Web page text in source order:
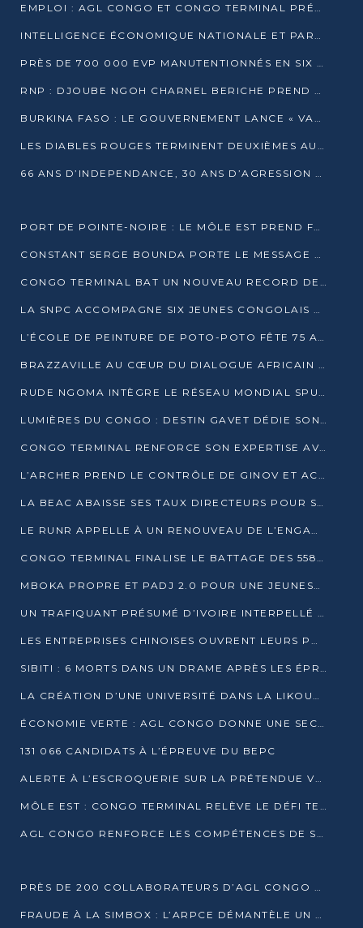
EMPLOI : AGL CONGO ET CONGO TERMINAL PRÉSÉLECTIONNENT PLUS DE 70 JEUNES À POINTE-NOIRE
INTELLIGENCE ÉCONOMIQUE NATIONALE ET PARTENARIATS INTERNATIONAUX : VERS UNE DOCTRINE SOUVERAINE DE SÉCURITÉ ÉCONOMIQUE
PRÈS DE 700 000 EVP MANUTENTIONNÉS EN SIX MOIS PAR CONGO TERMINAL
RNP : DJOUBE NGOH CHARNEL BERICHE PREND LES RÊNES DU PARTI
BURKINA FASO : LE GOUVERNEMENT LANCE « VACANCES UTILES 2026 » POUR FORMER LES ÉLÈVES À 15 MÉTIERS
LES DIABLES ROUGES TERMINENT DEUXIÈMES AU CHAMPIONNAT D’AFRIQUE ZONE 3
66 ANS D’INDEPENDANCE, 30 ANS D’AGRESSION RWAN DAISE : 4 PRESIDENCES, UN ECHEC COLLECTIF
PORT DE POINTE-NOIRE : LE MÔLE EST PREND FORME ET VISE LES GÉANTS DES MERS
CONSTANT SERGE BOUNDA PORTE LE MESSAGE DE COMPASSION DE DENIS SASSOU NGUESSO EN IRAN
CONGO TERMINAL BAT UN NOUVEAU RECORD DE PRODUCTIVITÉ AU PORT DE POINTE-NOIRE
LA SNPC ACCOMPAGNE SIX JEUNES CONGOLAIS AUX OLYMPIADES PANAFRICAINES DE MATHÉMATIQUES
L’ÉCOLE DE PEINTURE DE POTO-POTO FÊTE 75 ANS AU SERVICE DE L’ART CONGOLAIS
BRAZZAVILLE AU CŒUR DU DIALOGUE AFRICAIN SUR LES OBJECTIFS DE DÉVELOPPEMENT DURABLE
RUDE NGOMA INTÈGRE LE RÉSEAU MONDIAL SPUTNIK PRO APRÈS UNE FORMATION À MOSCOU
LUMIÈRES DU CONGO : DESTIN GAVET DÉDIE SON PRIX À L’UNITÉ NATIONALE ET À LA JEUNESSE
CONGO TERMINAL RENFORCE SON EXPERTISE AVEC NEUF NOUVEAUX FORMATEURS EN ENGINS PORTUAIRES
L’ARCHER PREND LE CONTRÔLE DE GINOV ET ACCÉLÈRE SON VIRAGE NUMÉRIQUE
LA BEAC ABAISSE SES TAUX DIRECTEURS POUR SOUTENIR LA CROISSANCE EN ZONE CEMAC
LE RUNR APPELLE À UN RENOUVEAU DE L’ENGAGEMENT MILITANT
CONGO TERMINAL FINALISE LE BATTAGE DES 558 PIEUX DU FUTUR QUAI DU MÔLE EST
MBOKA PROPRE ET PADJ 2.0 POUR UNE JEUNESSE PLUS AUTONOME
UN TRAFIQUANT PRÉSUMÉ D’IVOIRE INTERPELLÉ À DOLISIE
LES ENTREPRISES CHINOISES OUVRENT LEURS PORTES AUX JEUNES DIPLÔMÉS
SIBITI : 6 MORTS DANS UN DRAME APRÈS LES ÉPREUVES DU BEPC
LA CRÉATION D’UNE UNIVERSITÉ DANS LA LIKOUALA AU CŒUR D’UNE RÉFLEXION NATIONALE
ÉCONOMIE VERTE : AGL CONGO DONNE UNE SECONDE VIE À SES DÉCHETS INDUSTRIELS
131 066 CANDIDATS À L’ÉPREUVE DU BEPC
ALERTE À L’ESCROQUERIE SUR LA PRÉTENDUE VENTE DE PARCELLES AFAT
MÔLE EST : CONGO TERMINAL RELÈVE LE DÉFI TECHNIQUE DES SABLES BITUMINEUX
AGL CONGO RENFORCE LES COMPÉTENCES DE SES ÉQUIPES AVEC LA CERTIFICATION CACES® R483
PRÈS DE 200 COLLABORATEURS D’AGL CONGO EN FORMATION JUSQU’EN JUILLET
FRAUDE À LA SIMBOX : L’ARPCE DÉMANTÈLE UN RÉSEAU UTILISANT DES CARTES SIM OUGANDAISES